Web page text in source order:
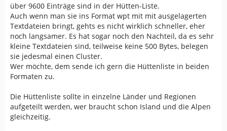
über 9600 Einträge sind in der Hütten-Liste.
Auch wenn man sie ins Format wpt mit mit ausgelagerten
Textdateien bringt, gehts es nicht wirklich schneller, eher
noch langsamer. Es hat sogar noch den Nachteil, da es sehr
kleine Textdateien sind, teilweise keine 500 Bytes, belegen
sie jedesmal einen Cluster.
Wer möchte, dem sende ich gern die Hüttenliste in beiden
Formaten zu.
Die Hüttenliste sollte in einzelne Länder und Regionen
aufgeteilt werden, wer braucht schon Island und die Alpen
gleichzeitig.